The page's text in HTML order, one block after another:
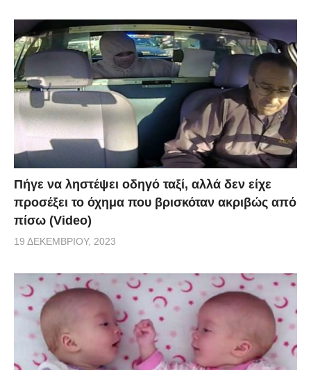
Πήγε να ληστέψει οδηγό ταξί, αλλά δεν είχε
προσέξει το όχημα που βρισκόταν ακριβώς από
πίσω (Video)
19 ΔΕΚΕΜΒΡΊΟΥ, 2023